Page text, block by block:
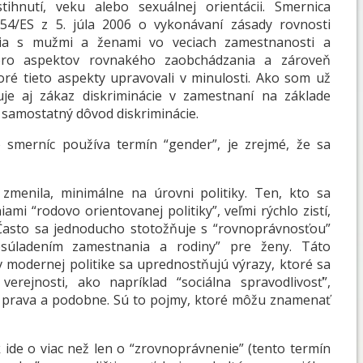
veku alebo sexuálnej orientácii. Smernica
ES z 5. júla 2006 o vykonávaní zásady rovnosti
s mužmi a ženami vo veciach zamestnanosti a
aspektov rovnakého zaobchádzania a zároveň
tieto aspekty upravovali v minulosti. Ako som už
aj zákaz diskriminácie v zamestnaní na základe
dôvod diskriminácie.
používa termín “gender”, je zrejmé, že sa
minimálne na úrovni politiky. Ten, kto sa
“rodovo orientovanej politiky”, veľmi rýchlo zistí,
sa jednoducho stotožňuje s “rovnoprávnosťou”
zamestnania a rodiny” pre ženy. Táto
politike sa uprednostňujú výrazy, ktoré sa
ako napríklad “sociálna spravodlivosť”,
a podobne. Sú to pojmy, ktoré môžu znamenať
o viac než len o “zrovnoprávnenie” (tento termín